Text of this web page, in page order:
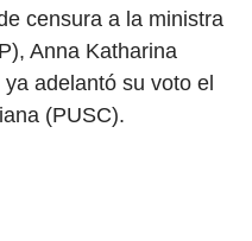
censura a la ministra
Anna Katharina
adelantó su voto el
(PUSC).